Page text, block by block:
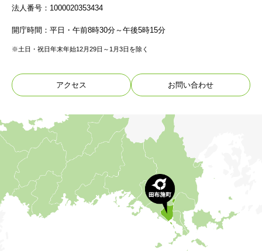
法人番号：1000020353434
開庁時間：平日・午前8時30分～午後5時15分
※土日・祝日年末年始12月29日～1月3日を除く
アクセス お問い合わせ